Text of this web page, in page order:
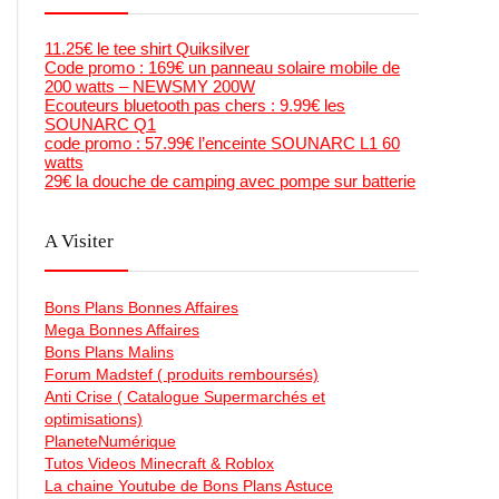
11.25€ le tee shirt Quiksilver
Code promo : 169€ un panneau solaire mobile de
200 watts – NEWSMY 200W
Ecouteurs bluetooth pas chers : 9.99€ les
SOUNARC Q1
code promo : 57.99€ l’enceinte SOUNARC L1 60
watts
29€ la douche de camping avec pompe sur batterie
A Visiter
Bons Plans Bonnes Affaires
Mega Bonnes Affaires
Bons Plans Malins
Forum Madstef ( produits remboursés)
Anti Crise ( Catalogue Supermarchés et
optimisations)
PlaneteNumérique
Tutos Videos Minecraft & Roblox
La chaine Youtube de Bons Plans Astuce